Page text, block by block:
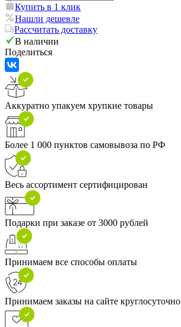
Купить в 1 клик
Нашли дешевле
Рассчитать доставку
В наличии
Поделиться
Аккуратно упакуем хрупкие товары
Более 1 000 пунктов самовывоза по РФ
Весь ассортимент сертифицирован
Подарки при заказе от 3000 рублей
Принимаем все способы оплаты
Принимаем заказы на сайте круглосуточно